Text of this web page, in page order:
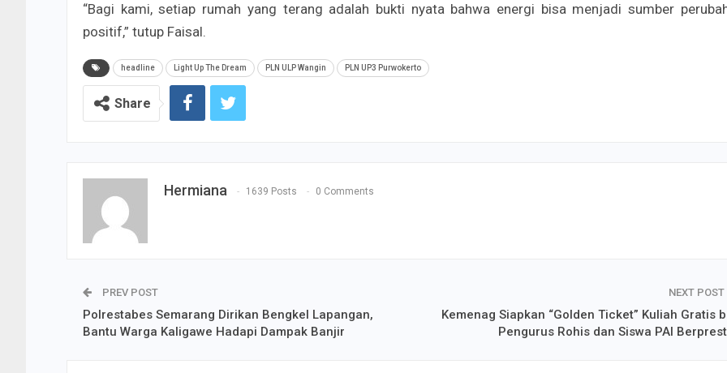
“Bagi kami, setiap rumah yang terang adalah bukti nyata bahwa energi bisa menjadi sumber
positif,” tutup Faisal.
headline Light Up The Dream PLN ULP Wangin PLN UP3 Purwokerto
Share
Hermiana 1639 Posts 0 Comments
PREV POST
Polrestabes Semarang Dirikan Bengkel Lapangan,
Bantu Warga Kaligawe Hadapi Dampak Banjir
NEXT POST
Kemenag Siapkan “Golden Ticket” Kuliah Gratis
Pengurus Rohis dan Siswa PAI